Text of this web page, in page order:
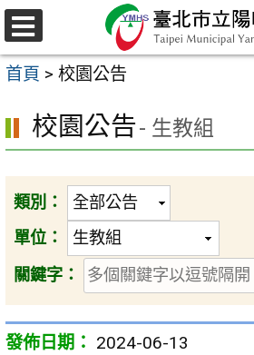
跳
至
主
內
容
區
選
單
首頁 > 校園公告
校園公告- 生教組
類別：
單位：
關鍵字：
2024-06-13